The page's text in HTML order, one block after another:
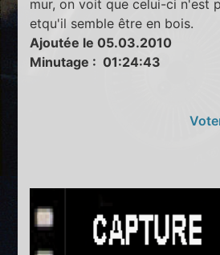
mur, on voit que celui-ci n'est
etqu'il semble être en bois.
Ajoutée le 05.03.2010
Minutage : 01:24:43